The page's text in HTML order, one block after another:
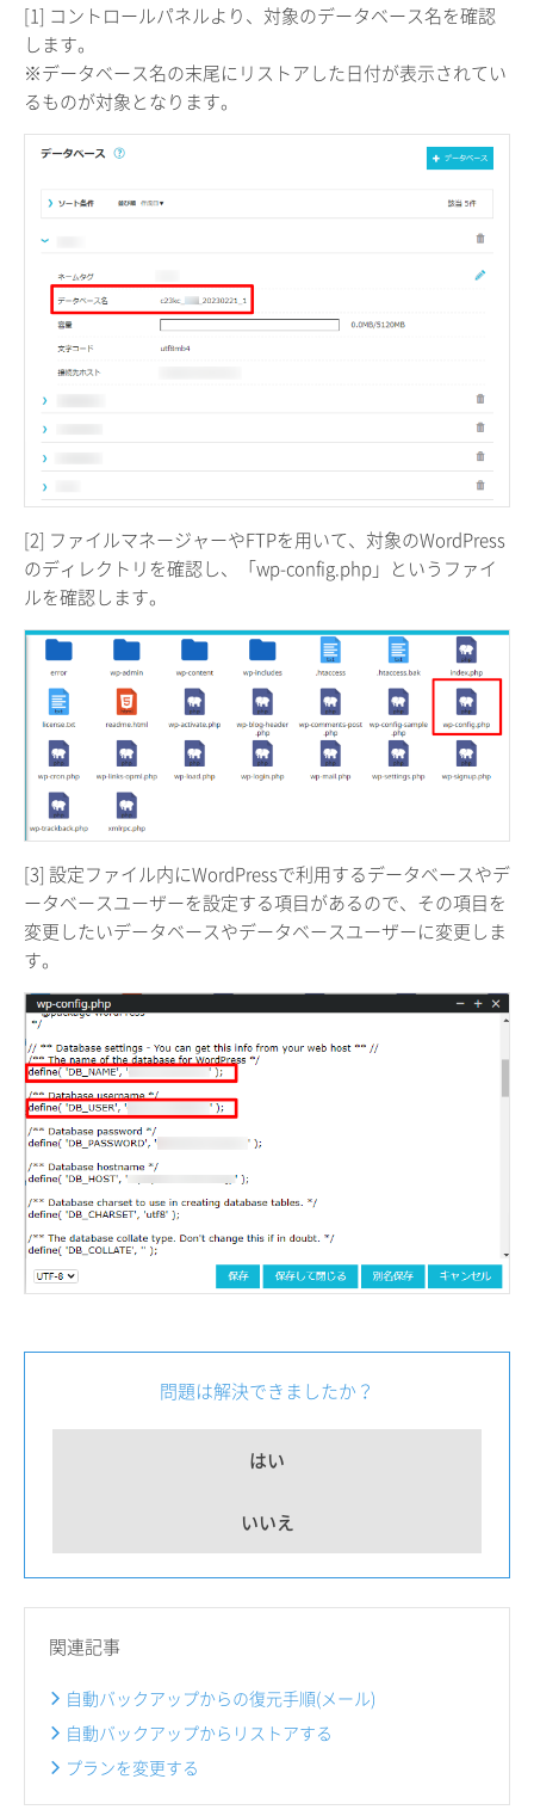
[1] コントロールパネルより、対象のデータベース名を確認
します。
※データベース名の末尾にリストアした日付が表示されてい
るものが対象となります。
[2] ファイルマネージャーやFTPを用いて、対象のWordPress
のディレクトリを確認し、「wp-config.php」というファイ
ルを確認します。
[3] 設定ファイル内にWordPressで利用するデータベースやデ
ータベースユーザーを設定する項目があるので、その項目を
変更したいデータベースやデータベースユーザーに変更しま
す。
問題は解決できましたか？
はい
いいえ
関連記事
自動バックアップからの復元手順(メール)
自動バックアップからリストアする
プランを変更する